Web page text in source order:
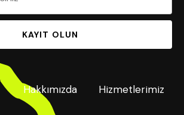
KAYIT OLUN
Hakkımızda Hizmetlerimiz